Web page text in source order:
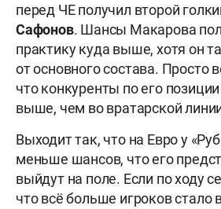
перед ЧЕ получил второй
Сафонов. Шансы Макарова
практику куда выше, хотя он
от основного состава. Просто
что конкуренты по его
выше, чем во вратарской
Выходит так, что на Евро у
меньше шансов, что его
выйдут на поле. Если по ходу
что всё больше игроков стало